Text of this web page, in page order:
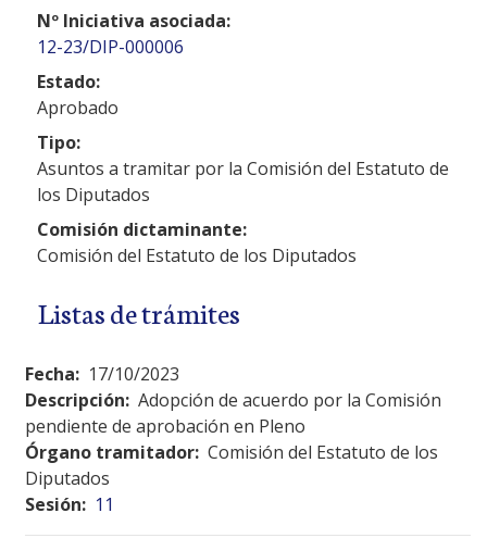
Nº Iniciativa asociada:
12-23/DIP-000006
Estado:
Aprobado
Tipo:
Asuntos a tramitar por la Comisión del Estatuto de
los Diputados
Comisión dictaminante:
Comisión del Estatuto de los Diputados
Listas de trámites
Fecha: 17/10/2023
Descripción: Adopción de acuerdo por la Comisión
pendiente de aprobación en Pleno
Órgano tramitador: Comisión del Estatuto de los
Diputados
Sesión: 11